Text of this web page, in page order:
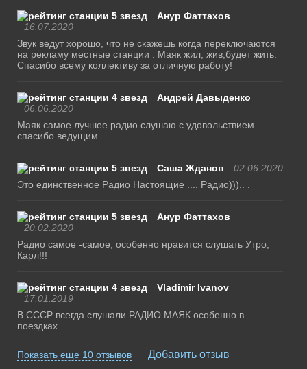
Анур Фаттахов
16.07.2020
Звук ведут хорошо, что не скажешь когда переключаются
на рекламу местные станции . Маяк жил, жив,будет жить.
Спасибо всему коллективу за отличную работу!
Андрей Давыденко
06.06.2020
Маяк самое лучшее радио слушаю с удовольствием
спасибо ведущим.
Саша Жданов
02.06.2020
Это единственное Радио Настоящие .... Радио))).. .
Анур Фаттахов
20.02.2020
Радио самое -самое, особенно нравится слушать Утро,
Карл!!!
Vladimir Ivanov
17.01.2019
В СССР всегда слушали РАДИО МАЯК особенно в
поездках.
Показать еще 10 отзывов Добавить отзыв